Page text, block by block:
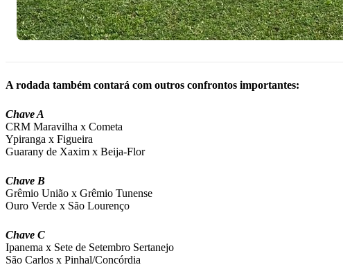
A rodada também contará com outros confrontos importantes:
Chave A
CRM Maravilha x Cometa
Ypiranga x Figueira
Guarany de Xaxim x Beija-Flor
Chave B
Grêmio União x Grêmio Tunense
Ouro Verde x São Lourenço
Chave C
Ipanema x Sete de Setembro Sertanejo
São Carlos x Pinhal/Concórdia